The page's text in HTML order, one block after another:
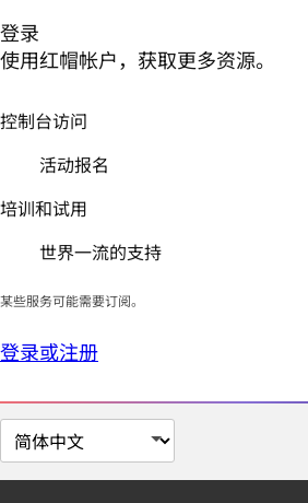
登录
使用红帽帐户，获取更多资源。
控制台访问
活动报名
培训和试用
世界一流的支持
某些服务可能需要订阅。
登录或注册
切
换